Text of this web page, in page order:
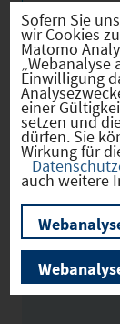
Bilder
Zum
Sofern Sie
wir Cookies
Matomo
„Webanalyse
Einwilligung
einer
setzen und
dürfen. Sie
Wirkung für
auch weitere